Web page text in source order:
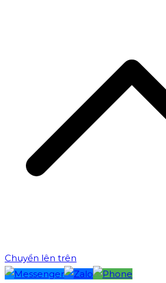
Chuyển lên trên